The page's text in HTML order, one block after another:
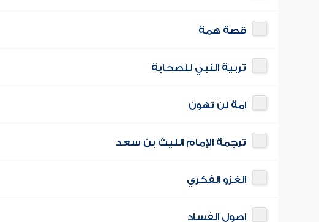
قصة همة
تربية النبي للصحابة
امة لن تهون
ترجمة الإمام الليث بن سعد
الغزو الفكري
اصول الفساد